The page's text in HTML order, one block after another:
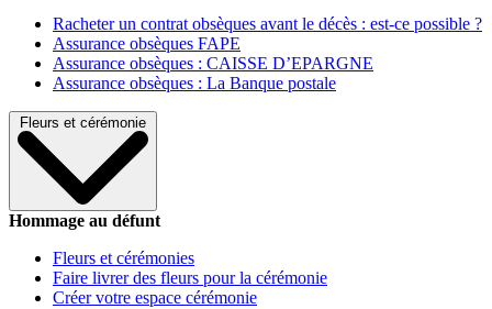
Racheter un contrat obsèques avant le décès : est-ce possible ?
Assurance obsèques FAPE
Assurance obsèques : CAISSE D’EPARGNE
Assurance obsèques : La Banque postale
Fleurs et cérémonie
Hommage au défunt
Fleurs et cérémonies
Faire livrer des fleurs pour la cérémonie
Créer votre espace cérémonie